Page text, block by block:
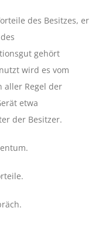
des Besitzes, er
gehört
wird es vom
aller Regel der
etwa
der Besitzer.